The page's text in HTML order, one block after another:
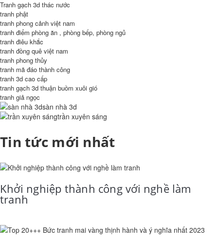
Tranh gạch 3d thác nước
tranh phật
tranh phong cảnh việt nam
tranh điểm phòng ăn , phòng bếp, phòng ngủ
tranh điêu khắc
tranh đồng quê việt nam
tranh phong thủy
tranh mã đáo thành công
tranh 3d cao cấp
tranh gạch 3d thuận buồm xuôi gió
tranh giả ngọc
sàn nhà 3d
trần xuyên sáng
Tin tức mới nhất
Khởi nghiệp thành công với nghề làm
tranh